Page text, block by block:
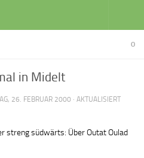
0
in Midelt
26. FEBRUAR 2000 · AKTUALISIERT
streng südwärts: Über Outat Oulad